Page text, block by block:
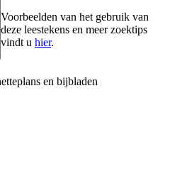
Voorbeelden van het gebruik van
deze leestekens en meer zoektips
vindt u hier.
en bijbladen